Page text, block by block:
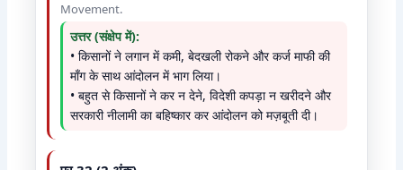
Movement.
उत्तर (संक्षेप में):
• किसानों ने लगान में कमी, बेदखली रोकने और कर्ज माफी की
माँग के साथ आंदोलन में भाग लिया।
• बहुत से किसानों ने कर न देने, विदेशी कपड़ा न खरीदने और
सरकारी नीलामी का बहिष्कार कर आंदोलन को मज़बूती दी।